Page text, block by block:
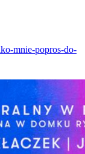
mnie-popros-do-